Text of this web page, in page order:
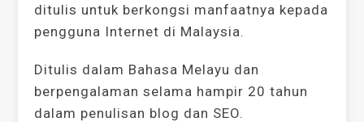
ditulis untuk berkongsi manfaatnya kepada
pengguna Internet di Malaysia.
Ditulis dalam Bahasa Melayu dan
berpengalaman selama hampir 20 tahun
dalam penulisan blog dan SEO.